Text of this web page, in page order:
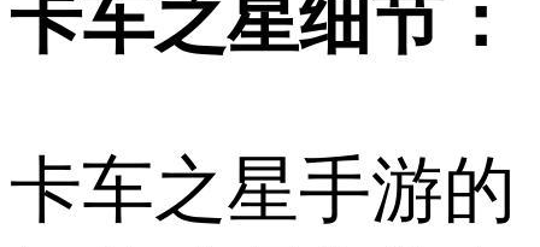
卡车之星细节：
卡车之星手游的